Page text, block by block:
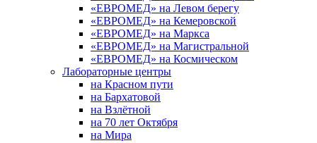
«ЕВРОМЕД» на Левом берегу
«ЕВРОМЕД» на Кемеровской
«ЕВРОМЕД» на Маркса
«ЕВРОМЕД» на Магистральной
«ЕВРОМЕД» на Космическом
Лабораторные центры
на Красном пути
на Бархатовой
на Взлётной
на 70 лет Октября
на Мира